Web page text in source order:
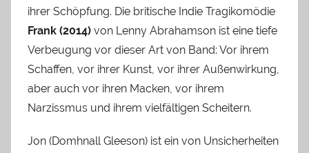
ihrer Schöpfung. Die britische Indie Tragikomödie
Frank (2014) von Lenny Abrahamson ist eine tiefe
Verbeugung vor dieser Art von Band: Vor ihrem
Schaffen, vor ihrer Kunst, vor ihrer Außenwirkung,
aber auch vor ihren Macken, vor ihrem
Narzissmus und ihrem vielfältigen Scheitern.
Jon (Domhnall Gleeson) ist ein von Unsicherheiten